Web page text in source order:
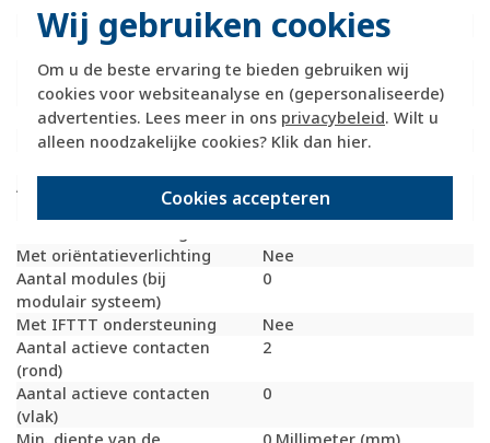
Wij gebruiken cookies
Om u de beste ervaring te bieden gebruiken wij
cookies voor websiteanalyse en (gepersonaliseerde)
advertenties. Lees meer in ons privacybeleid. Wilt u
alleen noodzakelijke cookies? Klik dan hier.
Cookies accepteren
Met glaszekering
Nee
Met doorlusvoorziening
Geschikt voor
beschermingsgraad (IP)
IP55
Schakelmateriaalbreedte
147 Millimeter (mm)
Schakelmateriaalhoogte
76 Millimeter (mm)
Aantal contactdozen
Met oriëntatieverlichting
Nee
Aantal modules (bij
modulair systeem)
0
Met IFTTT ondersteuning
Nee
Aantal actieve contacten
(rond)
2
Aantal actieve contacten
(vlak)
0